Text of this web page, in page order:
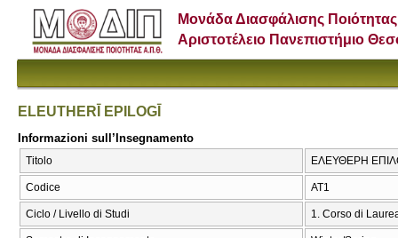
Μονάδα Διασφάλισης Ποιότητας
Αριστοτέλειο Πανεπιστήμιο
ELEUTHERĪ EPILOGĪ
Informazioni sull’Insegnamento
Titolo ΕΛΕΥΘΕΡΗ
Codice ΑΤ1
Ciclo / Livello di Studi 1. Corso di